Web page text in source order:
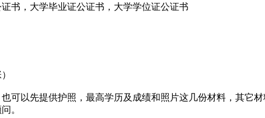
，大学毕业证公证书，大学学位证公证书
以先提供护照，最高学历及成绩和照片这几份材料，其它材
。